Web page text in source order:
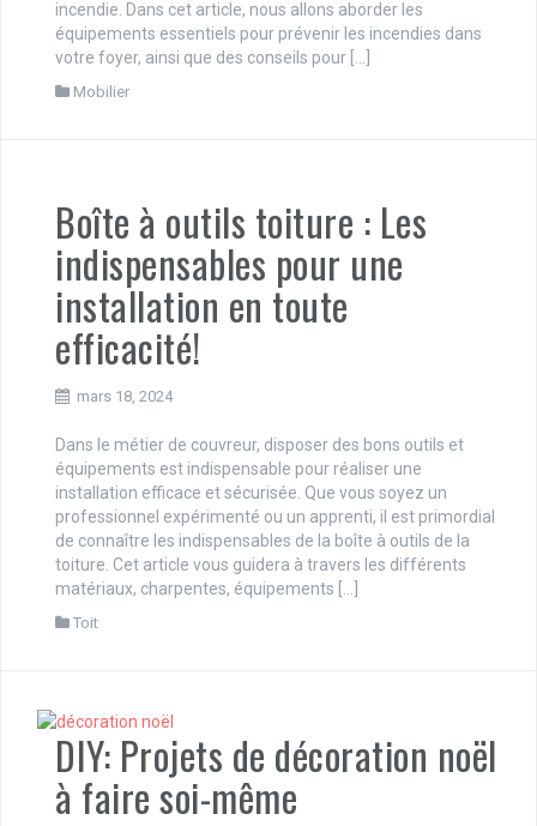
incendie. Dans cet article, nous allons aborder les
équipements essentiels pour prévenir les incendies dans
votre foyer, ainsi que des conseils pour […]
Mobilier
Boîte à outils toiture : Les
indispensables pour une
installation en toute
efficacité!
mars 18, 2024
Dans le métier de couvreur, disposer des bons outils et
équipements est indispensable pour réaliser une
installation efficace et sécurisée. Que vous soyez un
professionnel expérimenté ou un apprenti, il est primordial
de connaître les indispensables de la boîte à outils de la
toiture. Cet article vous guidera à travers les différents
matériaux, charpentes, équipements […]
Toit
DIY: Projets de décoration noël
à faire soi-même